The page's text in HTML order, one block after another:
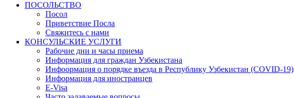
ПОСОЛЬСТВО
Посол
Приветствие Посла
Свяжитесь с нами
КОНСУЛЬСКИЕ УСЛУГИ
Рабочие дни и часы приема
Информация для граждан Узбекистана
Инфоормация о порядке въезда в Республику Узбекистан (COVID-19)
Информация для иностранцев
E-Visa